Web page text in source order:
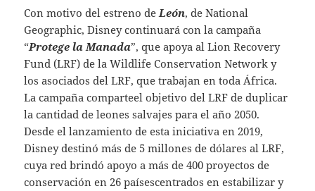
Con motivo del estreno deLeón, de National
Geographic, Disney continuará con la campaña
“Protege la Manada”, que apoya al Lion Recovery
Fund (LRF) de la Wildlife Conservation Network y
los asociados del LRF, que trabajan en toda África.
La campaña comparteel objetivo del LRF de duplicar
la cantidad de leones salvajes para el año 2050.
Desde el lanzamiento de esta iniciativa en 2019,
Disney destinó más de 5 millones de dólares al LRF,
cuya red brindó apoyo a más de 400 proyectos de
conservación en 26 paísescentrados en estabilizar y